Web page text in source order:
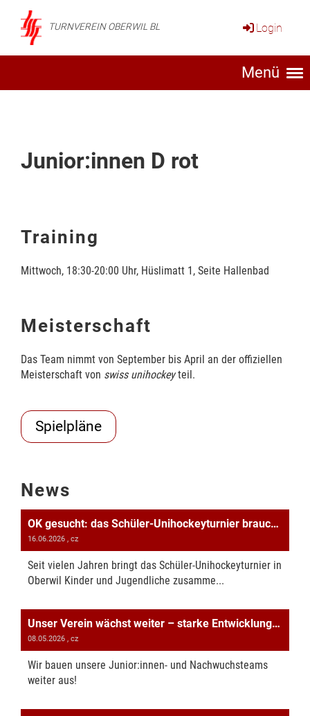
TURNVEREIN OBERWIL BL Login
Menü
Junior:innen D rot
Training
Mittwoch, 18:30-20:00 Uhr, Hüslimatt 1, Seite Hallenbad
Meisterschaft
Das Team nimmt von September bis April an der offiziellen
Meisterschaft von swiss unihockeyteil.
Spielpläne
News
OK gesucht: das Schüler-Unihockeyturnier braucht Unterstützung!
16.06.2026 , cz
Seit vielen Jahren bringt das Schüler-Unihockeyturnier in
Oberwil Kinder und Jugendliche zusamme...
Unser Verein wächst weiter – starke Entwicklung in der Sektion Unihockey
08.05.2026 , cz
Wir bauen unsere Junior:innen- und Nachwuchsteams
weiter aus!